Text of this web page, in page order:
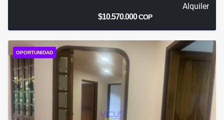
Alquiler
$10.570.000COP
OPORTUNIDAD